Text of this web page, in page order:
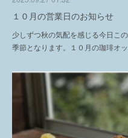
１０月の営業日のお知らせ
少しずつ秋の気配を感じる今日こ
季節となります。１０月の珈琲オ